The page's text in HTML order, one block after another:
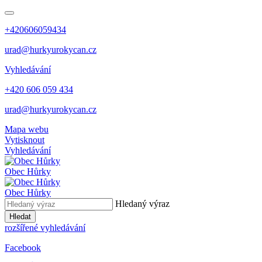
+420606059434
urad@hurkyurokycan.cz
Vyhledávání
+420 606 059 434
urad@hurkyurokycan.cz
Mapa webu
Vytisknout
Vyhledávání
Obec Hůrky
Obec Hůrky
Hledaný výraz
Hledat
rozšířené vyhledávání
Facebook